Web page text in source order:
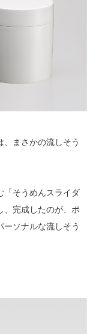
まさかの流しそう
「そうめんスライダ
、完成したのが、ポ
ソナルな流しそう